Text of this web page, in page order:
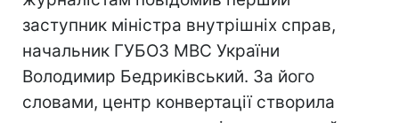
заступник міністра внутрішніх справ,
начальник ГУБОЗ МВС України
Володимир Бедриківський. За його
словами, центр конвертації створила